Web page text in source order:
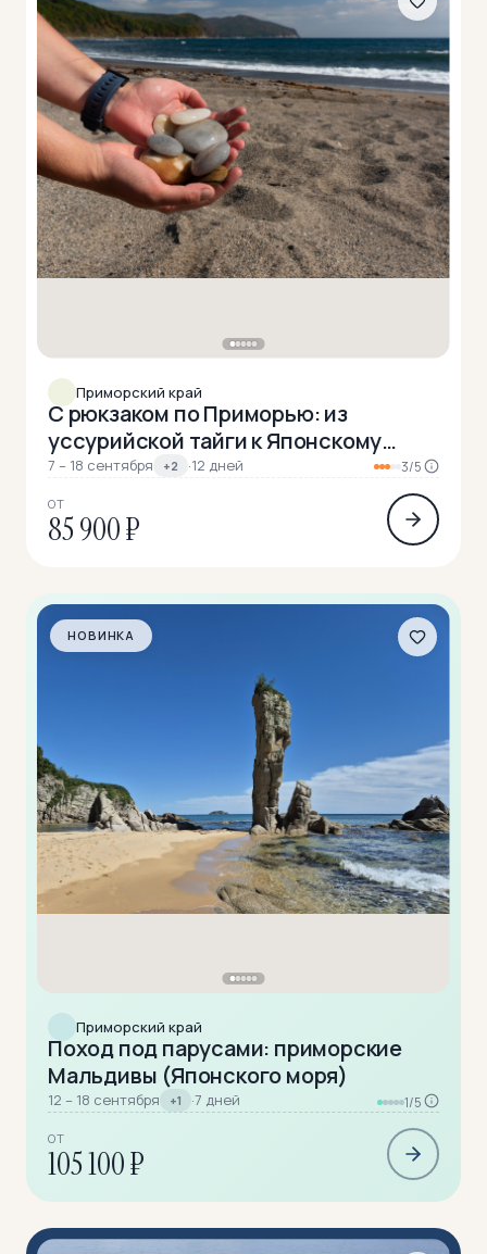
Приморский край
С рюкзаком по Приморью: из
уссурийской тайги к Японскому
морю
7 – 18 сентября +2 ·12 дней 3/5
ОТ
85 900 ₽
НОВИНКА
Приморский край
Поход под парусами: приморские
Мальдивы (Японского моря)
12 – 18 сентября +1 ·7 дней 1/5
ОТ
105 100 ₽